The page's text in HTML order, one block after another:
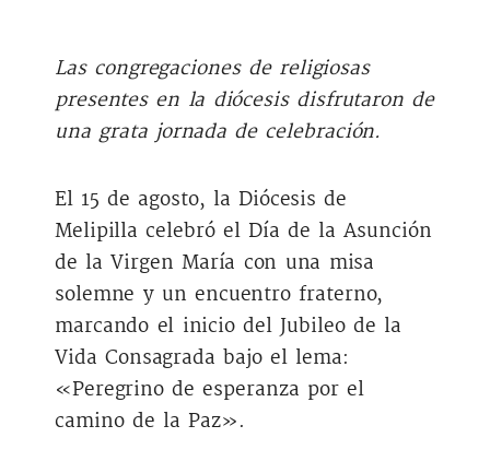
Las congregaciones de religiosas
presentes en la diócesis disfrutaron de
una grata jornada de celebración.
El 15 de agosto, la Diócesis de
Melipilla celebró el Día de la Asunción
de la Virgen María con una misa
solemne y un encuentro fraterno,
marcando el inicio del Jubileo de la
Vida Consagrada bajo el lema:
«Peregrino de esperanza por el
camino de la Paz».